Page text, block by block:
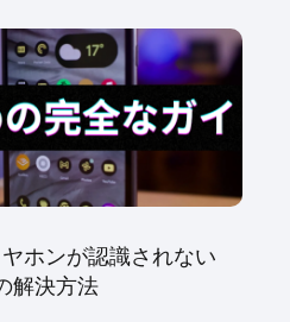
ホンが認識されない
解決方法